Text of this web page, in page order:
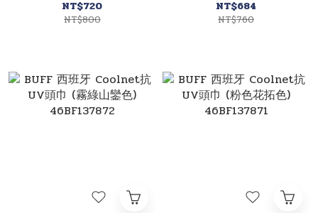
46BF120124
NT$720
NT$800
46BF137874
NT$684
NT$760